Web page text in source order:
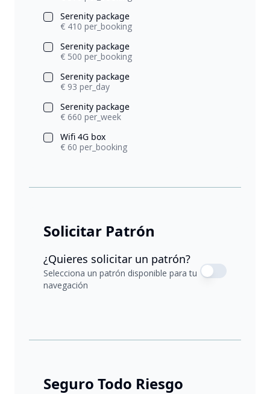
Serenity package
€ 410 per_booking
Serenity package
€ 500 per_booking
Serenity package
€ 93 per_day
Serenity package
€ 660 per_week
Wifi 4G box
€ 60 per_booking
Solicitar Patrón
¿Quieres solicitar un patrón?
Selecciona un patrón disponible para tu
navegación
Seguro Todo Riesgo